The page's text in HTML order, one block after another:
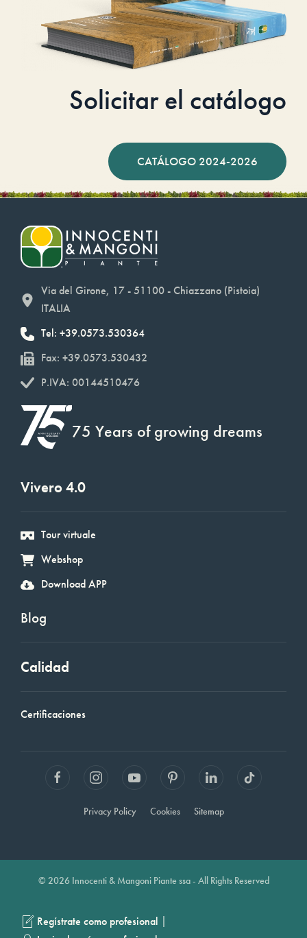
Solicitar el catálogo
CATÁLOGO 2024-2026
Via del Girone, 17 - 51100 - Chiazzano (Pistoia)
ITALIA
Tel: +39.0573.530364
Fax: +39.0573.530432
P.IVA: 00144510476
75 Years of growing dreams
Vivero 4.0
Tour virtuale
Webshop
Download APP
Blog
Calidad
Certificaciones
Privacy Policy Cookies Sitemap
© 2026 Innocenti & Mangoni Piante ssa - All Rights Reserved
Regístrate como profesional |